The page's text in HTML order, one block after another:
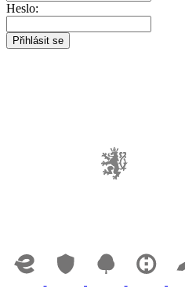
Heslo: